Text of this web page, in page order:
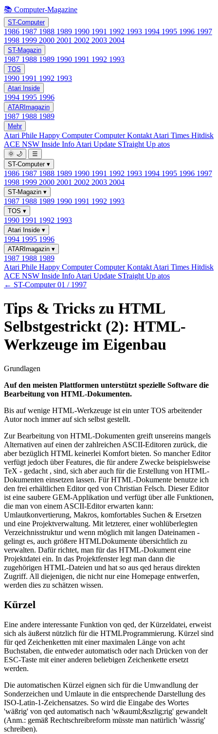
📚 Computer-Magazine
ST-Computer
1986 1987 1988 1989 1990 1991 1992 1993 1994 1995 1996 1997
1998 1999 2000 2001 2002 2003 2004
ST-Magazin
1987 1988 1989 1990 1991 1992 1993
TOS
1990 1991 1992 1993
Atari Inside
1994 1995 1996
ATARImagazin
1987 1988 1989
Mehr
Atari Phile Happy ComputerComputer Kontakt Atari Times Hitdisk
ACE NSW Inside Info Atari Update STraight Up atos
🌞 🌙
☰
ST-Computer ▾
1986 1987 1988 1989 1990 1991 1992 1993 1994 1995 1996 1997
1998 1999 2000 2001 2002 2003 2004
ST-Magazin ▾
1987 1988 1989 1990 1991 1992 1993
TOS ▾
1990 1991 1992 1993
Atari Inside ▾
1994 1995 1996
ATARImagazin ▾
1987 1988 1989
Atari Phile Happy ComputerComputer Kontakt Atari Times Hitdisk
ACE NSW Inside Info Atari Update STraight Up atos
← ST-Computer 01 / 1997
Tips & Tricks zu HTML
Selbstgestrickt (2): HTML-
Werkzeuge im Eigenbau
Grundlagen
Auf den meisten Plattformen unterstützt spezielle Software die
Bearbeitung von HTML-Dokumenten.
Bis auf wenige HTML-Werkzeuge ist ein unter TOS arbeitender
Autor noch immer auf sich selbst gestellt.
Zur Bearbeitung von HTML-Dokumenten greift unsereins mangels
Alternativen auf einen der zahlreichen ASCII-Editoren zurück, die
aber bezüglich HTML keinerlei Komfort bieten. So mancher Editor
verfügt jedoch über Features, die für andere Zwecke beispielsweise
TeX - gedacht , sind, sich aber auch für die Erstellung von HTML-
Dokumenten einsetzen lassen. Für HTML-Dokumente benutze ich
den frei erhältlichen Editor qed von Christian Felsch. Dieser Editor
ist eine saubere GEM-Applikation und verfügt über alle Funktionen,
die man von einem ASCII-Editor erwarten kann:
Umlautkonvertierung, Makros, komfortables Suchen & Ersetzen
und eine Projektverwaltung. Mit letzterer, einer wohlüberlegten
Verzeichnisstruktur und wenn möglich mit langen Dateinamen -
gelingt es, auch größere HTMLDokumente übersichtlich zu
verwalten. Dafür richtet, man für das HTML-Dokument eine
Projektdatei ein. In das Projektfenster legt man dann die
zugehörigen HTML-Dateien und hat so aus qed heraus direkten
Zugriff. All diejenigen, die nicht nur eine Homepage entwerfen,
werden dies zu schätzen wissen.
Kürzel
Eine andere interessante Funktion von qed, der Kürzeldatei, erweist
sich als äußerst nützlich für die HTMLProgrammierung. Kürzel sind
für qed Zeichenketten mit einer maximalen Länge von acht
Buchstaben, die entweder automatisch oder nach Drücken von der
ESC-Taste mit einer anderen beliebigen Zeichenkette ersetzt
werden.
Die automatischen Kürzel eignen sich für die Umwandlung der
Sonderzeichen und Umlaute in die entsprechende Darstellung des
ISO-Latin-1-Zeichensatzes. So wird die Eingabe des Wortes
'wäßrig' von qed automatisch nach 'w&auml;&szlig;rig' gewandelt
(Anm.: gemäß Rechtschreibreform müsste man natürlich 'wässrig'
schreiben).